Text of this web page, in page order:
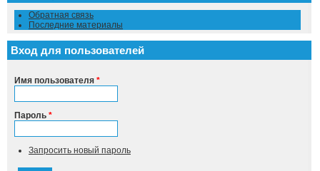
Обратная связь
Последние материалы
Вход для пользователей
Имя пользователя *
Пароль *
Запросить новый пароль